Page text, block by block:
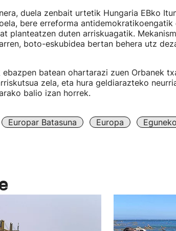
duela zenbait urtetik Hungaria EBko
bere erreforma
planteatzen duten arriskuagatik.
boto-eskubidea bertan behera utz
ebazpen batean ohartarazi zuen Orbanek
zela, eta hura geldiarazteko
balio izan horrek.
Europar Batasuna Europa